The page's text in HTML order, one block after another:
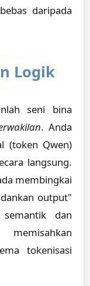
daripada
Logik
seni bina
. Anda
(token Qwen)
langsung.
membingkai
output"
dan
tokenisasi